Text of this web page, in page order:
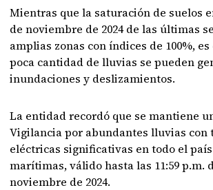
Mientras que la saturación de suelos
de noviembre de 2024 de las últimas
amplias zonas con índices de 100%,
poca cantidad de lluvias se pueden
inundaciones y deslizamientos.
La entidad recordó que se mantiene
Vigilancia por abundantes lluvias con
eléctricas significativas en todo el
marítimas, válido hasta las 11:59 p.m.
noviembre de 2024.